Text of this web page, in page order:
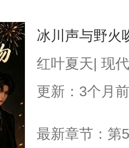
冰川声与野火
红叶夏天| 现
更新：3个月前
最新章节：第